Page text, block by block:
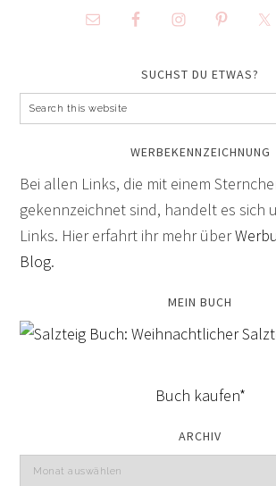
SUCHST DU ETWAS?
WERBEKENNZEICHNUNG
Bei allen Links, die mit einem
gekennzeichnet sind, handelt es sich
Links. Hier erfahrt ihr mehr über
Blog.
MEIN BUCH
Buch kaufen*
ARCHIV